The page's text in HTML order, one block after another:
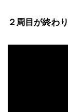
２周目が終わ